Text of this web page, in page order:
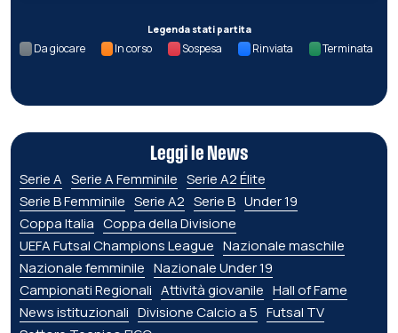
Legenda stati partita
Da giocare In corso Sospesa Rinviata Terminata
Leggi le News
Serie A Serie A Femminile Serie A2 Élite
Serie B Femminile Serie A2 Serie B Under 19
Coppa Italia Coppa della Divisione
UEFA Futsal Champions League Nazionale maschile
Nazionale femminile Nazionale Under 19
Campionati Regionali Attività giovanile Hall of Fame
News istituzionali Divisione Calcio a 5 Futsal TV